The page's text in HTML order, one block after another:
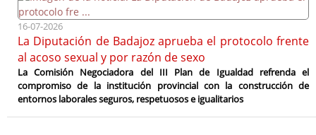
16-07-2026
La Diputación de Badajoz aprueba el protocolo frente
al acoso sexual y por razón de sexo
La Comisión Negociadora del III Plan de Igualdad refrenda el
compromiso de la institución provincial con la construcción de
entornos laborales seguros, respetuosos e igualitarios